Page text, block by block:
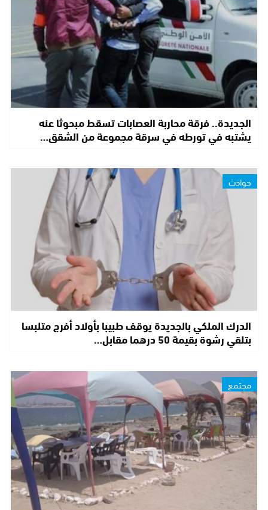
الجديدة.. فرقة محاربة العصابات تسقط مبحوثا عنه
يشتبه في تورطه في سرقة مجموعة من الشقق…
حوادث
الدرك الملكي بالجديدة يوقف طبيبا بأولاد أفرج متلبسا
بتلقي رشوة بقيمة 50 درهما مقابل…
مجتمع